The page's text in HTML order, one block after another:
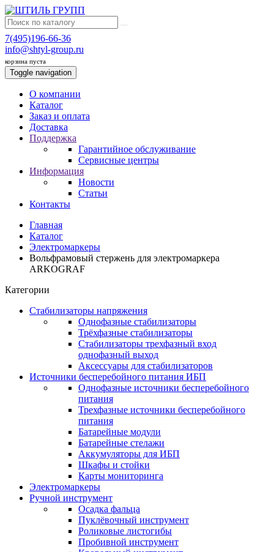
7(495)196-66-36
info@shtyl-group.ru
корзина пуста
Toggle navigation
О компании
Каталог
Заказ и оплата
Доставка
Поддержка
Гарантийное обслуживание
Сервисные центры
Информация
Новости
Статьи
Контакты
Главная
Каталог
Электромаркеры
Вольфрамовый стержень для электромаркера
ARKOGRAF
Категории
Стабилизаторы напряжения
Однофазные стабилизаторы
Трёхфазные стабилизаторы
Стабилизаторы трехфазный вход
однофазный выход
Аксеcсуары для стабилизаторов
Источники бесперебойного питания ИБП
Однофазные источники бесперебойного
питания
Трехфазные источники бесперебойного
питания
Батарейные модули
Батарейные стелажи
Аккумуляторы для ИБП
Шкафы и стойки
Карты мониторинга
Электромаркеры
Ручной инструмент
Осадка фальца
Пуклёвочный инструмент
Роликовые листогибы
Пробивной инструмент